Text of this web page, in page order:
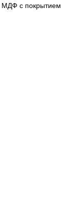
МДФ с покрытием